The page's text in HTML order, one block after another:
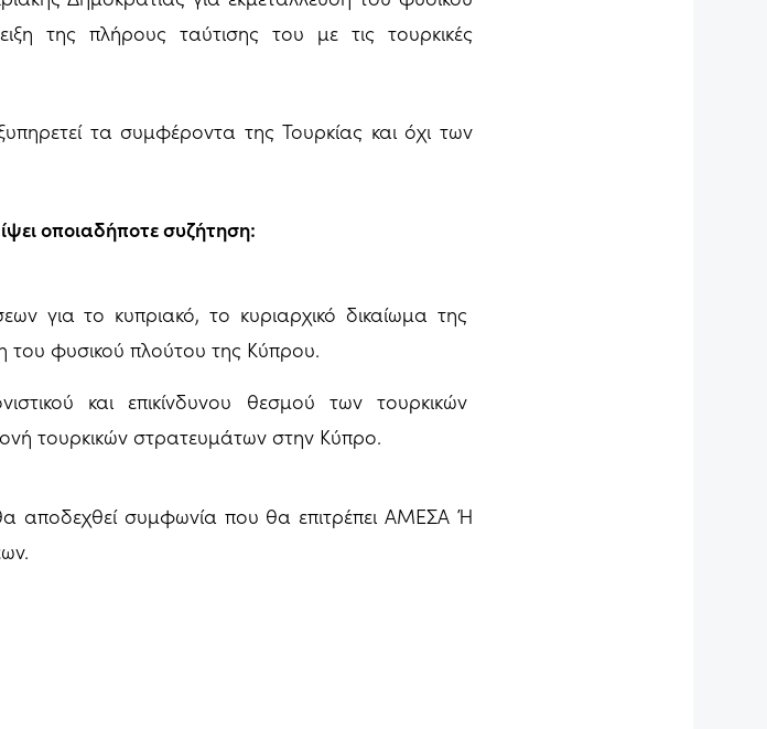
της πλήρους ταύτισης του με τις τουρκικές
τα συμφέροντα της Τουρκίας και όχι των
οποιαδήποτε συζήτηση:
για το κυπριακό, το κυριαρχικό δικαίωμα της
του φυσικού πλούτου της Κύπρου.
και επικίνδυνου θεσμού των τουρκικών
τουρκικών στρατευμάτων στην Κύπρο.
αποδεχθεί συμφωνία που θα επιτρέπει ΑΜΕΣΑ Ή